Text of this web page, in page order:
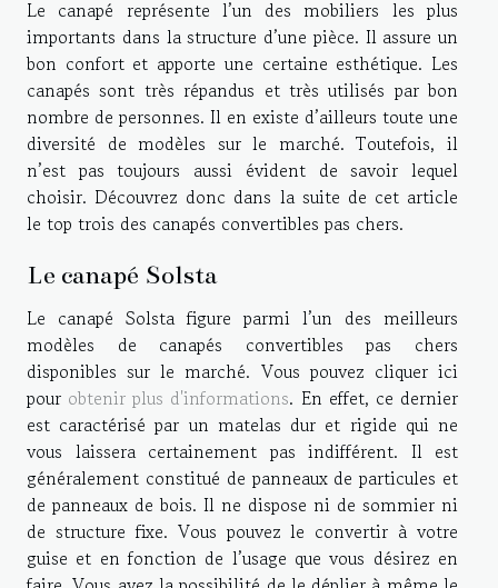
Le canapé représente l’un des mobiliers les plus
importants dans la structure d’une pièce. Il assure un
bon confort et apporte une certaine esthétique. Les
canapés sont très répandus et très utilisés par bon
nombre de personnes. Il en existe d’ailleurs toute une
diversité de modèles sur le marché. Toutefois, il
n’est pas toujours aussi évident de savoir lequel
choisir. Découvrez donc dans la suite de cet article
le top trois des canapés convertibles pas chers.
Le canapé Solsta
Le canapé Solsta figure parmi l’un des meilleurs
modèles de canapés convertibles pas chers
disponibles sur le marché. Vous pouvez cliquer ici
pour obtenir plus d'informations. En effet, ce dernier
est caractérisé par un matelas dur et rigide qui ne
vous laissera certainement pas indifférent. Il est
généralement constitué de panneaux de particules et
de panneaux de bois. Il ne dispose ni de sommier ni
de structure fixe. Vous pouvez le convertir à votre
guise et en fonction de l’usage que vous désirez en